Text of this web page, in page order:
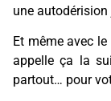
une
Et même avec
appelle ça la
partout… pour